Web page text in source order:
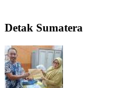
Detak Sumatera